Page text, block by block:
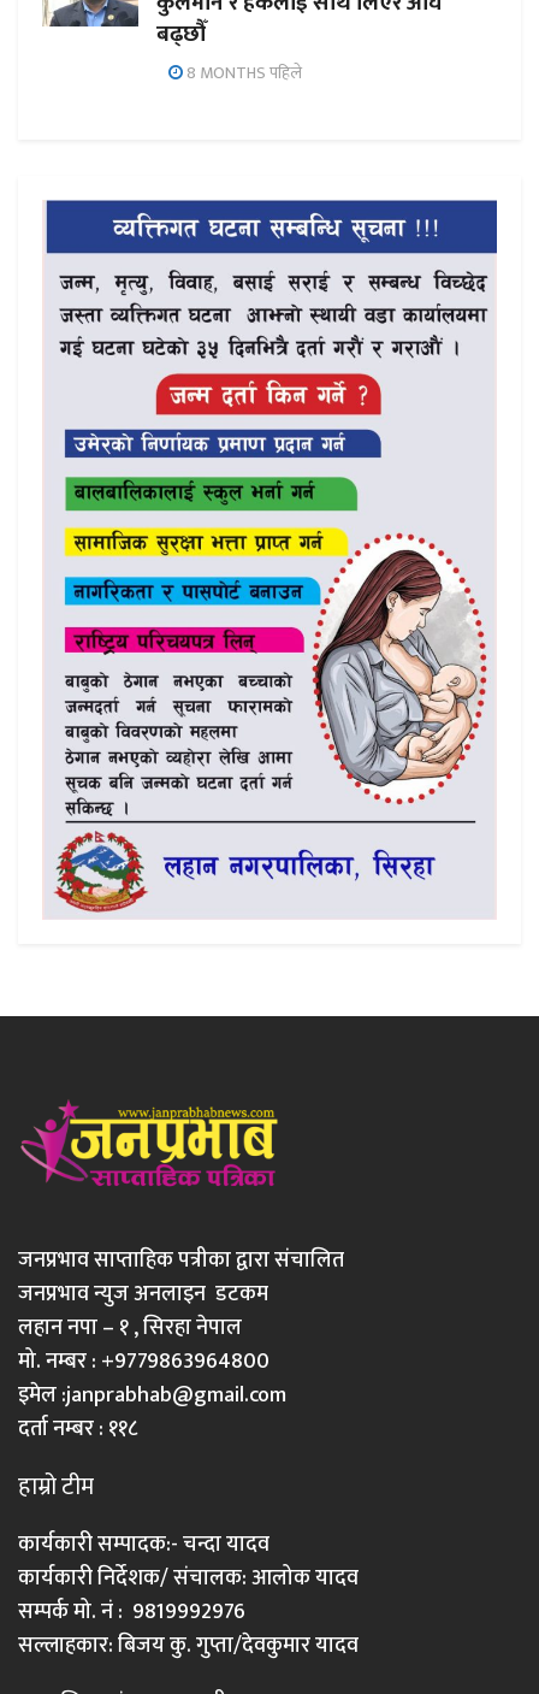
बढ्छौँ
8 MONTHS पहिले
जनप्रभाव साप्ताहिक पत्रीका द्वारा संचालित
जनप्रभाव न्युज अनलाइन डटकम
लहान नपा – १ , सिरहा नेपाल
मो. नम्बर : +9779863964800
इमेल :janprabhab@gmail.com
दर्ता नम्बर : ११८
हाम्रो टीम
कार्यकारी सम्पादक:- चन्दा यादव
कार्यकारी निर्देशक/ संचालक: आलोक यादव
सम्पर्क मो. नं : 9819992976
सल्लाहकार: बिजय कु. गुप्ता/देवकुमार यादव